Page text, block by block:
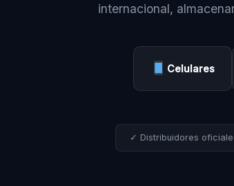
internacional,
Celulares
✓ Distribuidores